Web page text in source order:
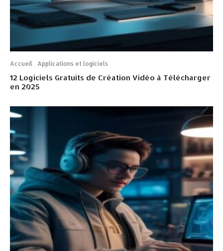
Accueil Applications et logiciels
12 Logiciels Gratuits de Création Vidéo à Télécharger
en 2025